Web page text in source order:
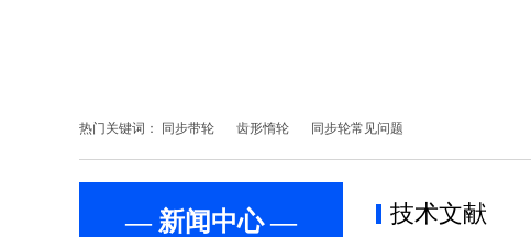
热门关键词： 同步带轮 齿形惰轮 同步轮常见问题
— 新闻中心 — 技术文献